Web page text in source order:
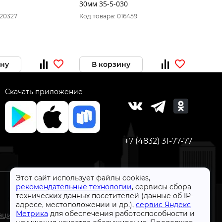
Этот сайт использует файлы cookies,
рекомендательные технологии, сервисы сбора
технических данных посетителей (данные об IP-
адресе, местоположении и др.), сервис Яндекс
Метрика для обеспечения работоспособности и
30мм 35-5-030
Код товара: 016459
В корзину
Скачать приложение
+7 (4832) 31-77-77
СтройлоН 1998-2026 г.
Публичная оферта